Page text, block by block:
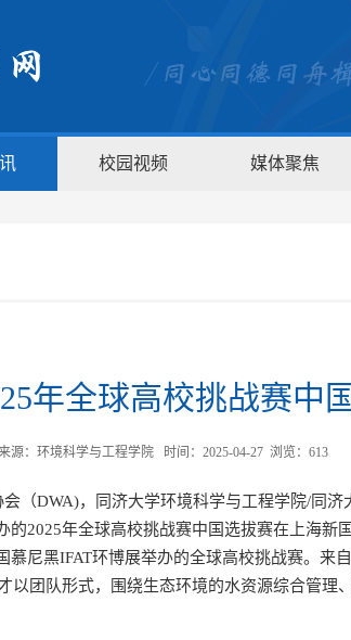
校园视频 媒体聚焦
年全球高校挑战赛中
源：环境科学与工程学院 时间：2025-04-27 浏览： 613
（DWA)，同济大学环境科学与工程学院/同
2025年全球高校挑战赛中国选拔赛在上海新
尼黑IFAT环博展举办的全球高校挑战赛。来
以团队形式，围绕生态环境的水资源综合管理